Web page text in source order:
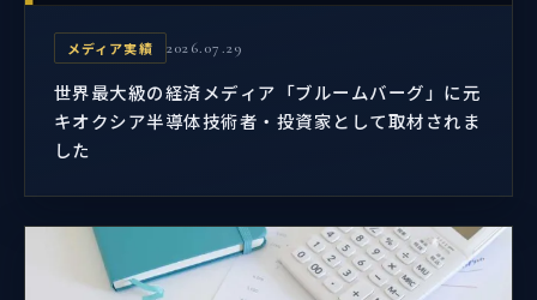
メディア実績 2026.07.29
世界最大級の経済メディア「ブルームバーグ」に元
キオクシア半導体技術者・投資家として取材されま
した